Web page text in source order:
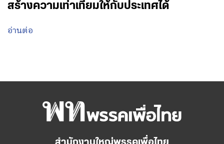
สร้างความเท่าเทียมให้กับประเทศได้
อ่านต่อ